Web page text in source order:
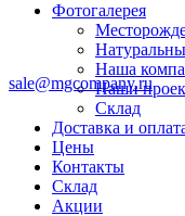
Фотогалерея
Наша
Наши
Склад
Доставка и
Цены
Контакты
Склад
Акции
sale@mgcompany.ru